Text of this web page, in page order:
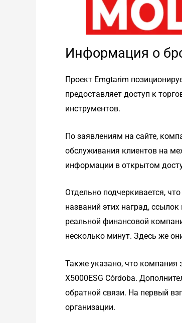
Информация о
Проект Emgtarim
предоставляет доступ к
инструментов.
По заявлениям на сайте,
обслуживания клиентов на
информации в открытом
Отдельно подчеркивается,
названий этих наград,
реальной финансовой
несколько минут. Здесь же
Также указано, что компания
X5000ESG Córdoba.
обратной связи. На первый
организации.